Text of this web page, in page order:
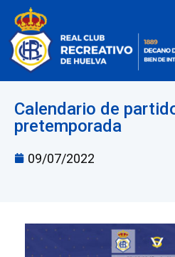
Calendario de
pretemporada
09/07/2022